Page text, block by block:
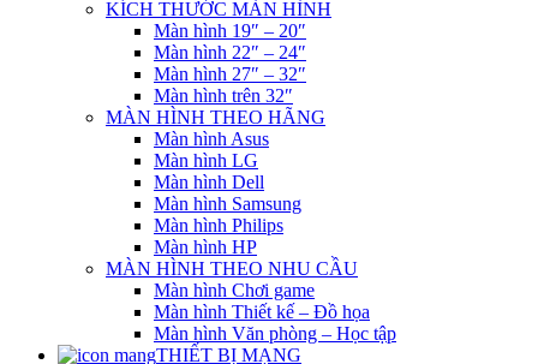
KÍCH THƯỚC MÀN HÌNH
Màn hình 19″ – 20″
Màn hình 22″ – 24″
Màn hình 27″ – 32″
Màn hình trên 32″
MÀN HÌNH THEO HÃNG
Màn hình Asus
Màn hình LG
Màn hình Dell
Màn hình Samsung
Màn hình Philips
Màn hình HP
MÀN HÌNH THEO NHU CẦU
Màn hình Chơi game
Màn hình Thiết kế – Đồ họa
Màn hình Văn phòng – Học tập
THIẾT BỊ MẠNG